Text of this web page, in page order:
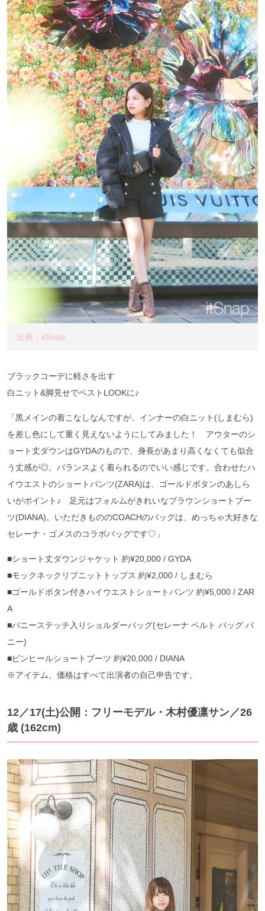
出典：itSnap
ブラックコーデに軽さを出す
白ニット&脚見せでベストLOOKに♪
「黒メインの着こなしなんですが、インナーの白ニット(しまむら)
を差し色にして重く見えないようにしてみました！ アウターのシ
ョート丈ダウンはGYDAのもので、身長があまり高くなくても似合
う丈感が◎。バランスよく着られるのでいい感じです。合わせたハ
イウエストのショートパンツ(ZARA)は、ゴールドボタンのあしら
いがポイント♪ 足元はフォルムがきれいなブラウンショートブー
ツ(DIANA)。いただきもののCOACHのバッグは、めっちゃ大好きな
セレーナ・ゴメスのコラボバッグです♡」
■ショート丈ダウンジャケット 約¥20,000 / GYDA
■モックネックリブニットトップス 約¥2,000 / しまむら
■ゴールドボタン付きハイウエストショートパンツ 約¥5,000 / ZAR
A
■バニーステッチ入りショルダーバッグ(セレーナ ベルト バッグ バ
ニー)
■ピンヒールショートブーツ 約¥20,000 / DIANA
※アイテム、価格はすべて出演者の自己申告です。
12／17(土)公開：フリーモデル・木村優凛サン／26
歳 (162cm)